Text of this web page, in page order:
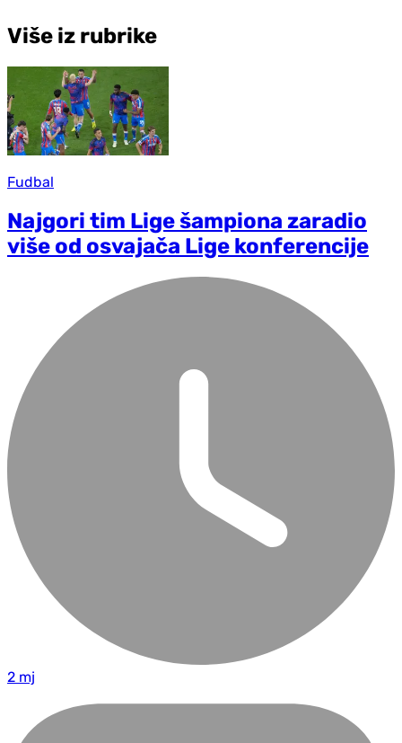
Više iz rubrike
Fudbal
Najgori tim Lige šampiona zaradio
više od osvajača Lige konferencije
2 mj